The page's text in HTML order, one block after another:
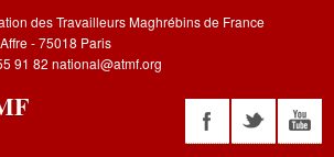
des Travailleurs Maghrébins de France
- 75018 Paris
91 82 national@atmf.org